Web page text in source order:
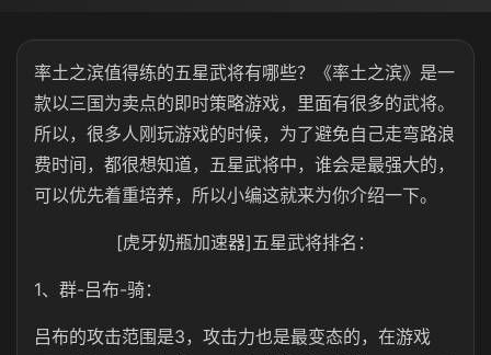
率土之滨值得练的五星武将有哪些？《率土之滨》是一
款以三国为卖点的即时策略游戏，里面有很多的武将。
所以，很多人刚玩游戏的时候，为了避免自己走弯路浪
费时间，都很想知道，五星武将中，谁会是最强大的，
可以优先着重培养，所以小编这就来为你介绍一下。
[虎牙奶瓶加速器]五星武将排名：
1、群-吕布-骑：
吕布的攻击范围是3，攻击力也是最变态的，在游戏